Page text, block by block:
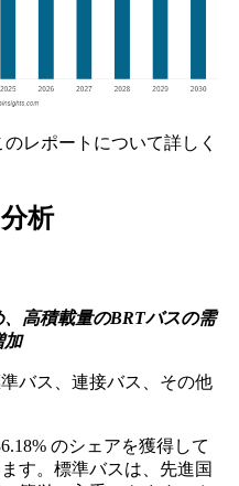
のレポートについて詳しく
析
高積載量のBRTバスの需
加
バス、連接バス、その他
のシェアを獲得して
す。標準バスは、先進国